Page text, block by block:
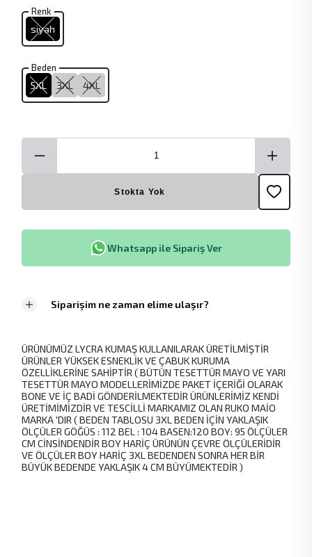
Renk
siyah
Beden
5XL 3XL 4XL
Stokta Yok
Whatsapp ile Sipariş Ver
Siparişim ne zaman elime ulaşır?
ÜRÜNÜMÜZ LYCRA KUMAŞ KULLANILARAK ÜRETİLMİŞTİR
ÜRÜNLER YÜKSEK ESNEKLİK VE ÇABUK KURUMA
ÖZELLİKLERİNE SAHİPTİR ( BÜTÜN TESETTÜR MAYO VE YARI
TESETTÜR MAYO MODELLERİMİZDE PAKET İÇERİĞİ OLARAK
BONE VE İÇ BADİ GÖNDERİLMEKTEDİR ÜRÜNLERİMİZ KENDİ
ÜRETİMİMİZDİR VE TESCİLLİ MARKAMIZ OLAN RUKO MAİO
MARKA 'DIR ( BEDEN TABLOSU 3XL BEDEN İÇİN YAKLAŞIK
ÖLÇÜLER GÖĞÜS : 112 BEL : 104 BASEN:120 BOY: 95 ÖLÇÜLER
CM CİNSİNDENDİR BOY HARİÇ ÜRÜNÜN ÇEVRE ÖLÇÜLERİDİR
VE ÖLÇÜLER BOY HARİÇ 3XL BEDENDEN SONRA HER BİR
BÜYÜK BEDENDE YAKLAŞIK 4 CM BÜYÜMEKTEDİR )